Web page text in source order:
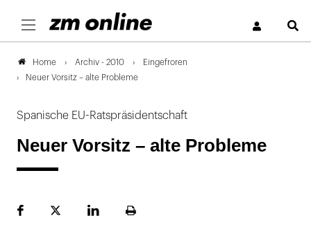
Home Archiv - 2010
Eingefroren
Neuer Vorsitz – alte Probleme
Spanische EU-Ratspräsidentschaft
Neuer Vorsitz – alte Probleme
FacebookPlattformLinekdInSeite